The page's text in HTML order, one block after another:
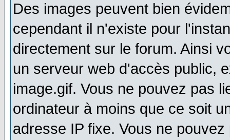
Des images peuvent bien
cependant il n'existe pour
directement sur le forum. Ainsi
un serveur web d'accès public,
image.gif. Vous ne pouvez pas
ordinateur à moins que ce soit
adresse IP fixe. Vous ne